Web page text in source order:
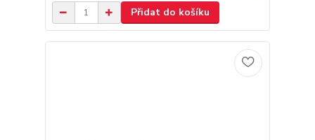
Přidat do košíku